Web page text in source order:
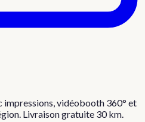
vidéobooth 360° et
Livraison gratuite 30 km.